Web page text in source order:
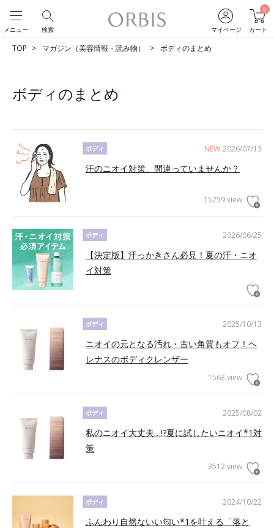
マイページ
0
カート
検索
メニュー
TOP マガジン（美容情報・読み物） ボディのまとめ
ボディのまとめ
NEW 2026/07/13
ボディ
汗のニオイ対策、間違っていませんか？
15259 view
2026/06/25
ボディ
【決定版】汗っかきさん必見！夏の汗・ニオ
イ対策
2025/10/13
ボディ
ニオイの元となる汚れ・古い角質もオフ！ヘ
レナスのボディクレンザー
1563 view
2025/08/02
ボディ
私のニオイ大丈夫…!?夏に試したいニオイ*1対
策
3512 view
2024/10/22
ボディ
ふんわり自然ないい匂い*1を叶える「落と